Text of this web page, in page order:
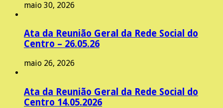
maio 30, 2026
Ata da Reunião Geral da Rede Social do
Centro – 26.05.26
maio 26, 2026
Ata da Reunião Geral da Rede Social do
Centro 14.05.2026